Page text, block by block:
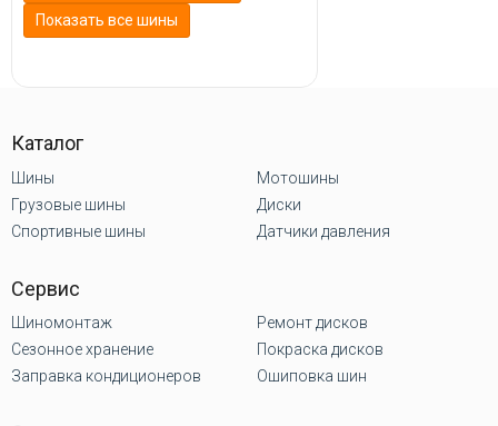
Показать все шины
Каталог
Шины
Грузовые шины
Спортивные шины
Мотошины
Диски
Датчики давления
Сервис
Шиномонтаж
Сезонное хранение
Заправка кондиционеров
Ремонт дисков
Покраска дисков
Ошиповка шин